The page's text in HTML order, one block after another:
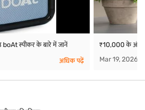
boAt स्पीकर के बारे में जानें
अधिक पढ़ें
₹10,000 के अंदर
Mar 19, 2026